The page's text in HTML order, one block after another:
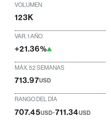
VOLUMEN
123K
VAR. 1 AÑO
+21.36%
MÁX. 52 SEMANAS
713.97USD
RANGO DEL DÍA
707.45USD-711.34USD